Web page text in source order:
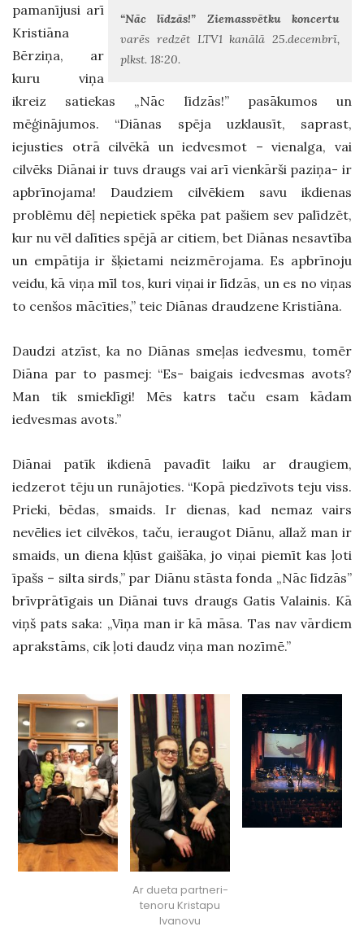
“Nāc līdzās!” Ziemassvētku koncertu
varēs redzēt LTV1 kanālā 25.decembrī,
plkst. 18:20.
pamanījusi arī
Kristiāna
Bērziņa, ar
kuru viņa
ikreiz satiekas „Nāc līdzās!” pasākumos un
mēģinājumos. “Diānas spēja uzklausīt, saprast,
iejusties otrā cilvēkā un iedvesmot – vienalga, vai
cilvēks Diānai ir tuvs draugs vai arī vienkārši paziņa- ir
apbrīnojama! Daudziem cilvēkiem savu ikdienas
problēmu dēļ nepietiek spēka pat pašiem sev palīdzēt,
kur nu vēl dalīties spējā ar citiem, bet Diānas nesavtība
un empātija ir šķietami neizmērojama. Es apbrīnoju
veidu, kā viņa mīl tos, kuri viņai ir līdzās, un es no viņas
to cenšos mācīties,” teic Diānas draudzene Kristiāna.
Daudzi atzīst, ka no Diānas smeļas iedvesmu, tomēr
Diāna par to pasmej: “Es- baigais iedvesmas avots?
Man tik smieklīgi! Mēs katrs taču esam kādam
iedvesmas avots.”
Diānai patīk ikdienā pavadīt laiku ar draugiem,
iedzerot tēju un runājoties. “Kopā piedzīvots teju viss.
Prieki, bēdas, smaids. Ir dienas, kad nemaz vairs
nevēlies iet cilvēkos, taču, ieraugot Diānu, allaž man ir
smaids, un diena kļūst gaišāka, jo viņai piemīt kas ļoti
īpašs – silta sirds,” par Diānu stāsta fonda „Nāc līdzās”
brīvprātīgais un Diānai tuvs draugs Gatis Valainis. Kā
viņš pats saka: „Viņa man ir kā māsa. Tas nav vārdiem
aprakstāms, cik ļoti daudz viņa man nozīmē.”
Ar dueta partneri-
tenoru Kristapu
Ivanovu